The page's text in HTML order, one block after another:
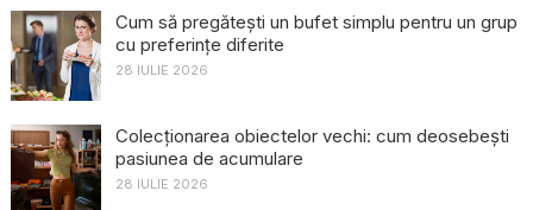
Cum să pregătești un bufet simplu pentru un grup
cu preferințe diferite
28 IULIE 2026
Colecționarea obiectelor vechi: cum deosebești
pasiunea de acumulare
28 IULIE 2026